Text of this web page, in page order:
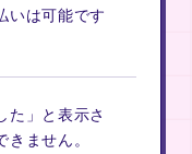
いは可能です
た」と表示さ
ません。